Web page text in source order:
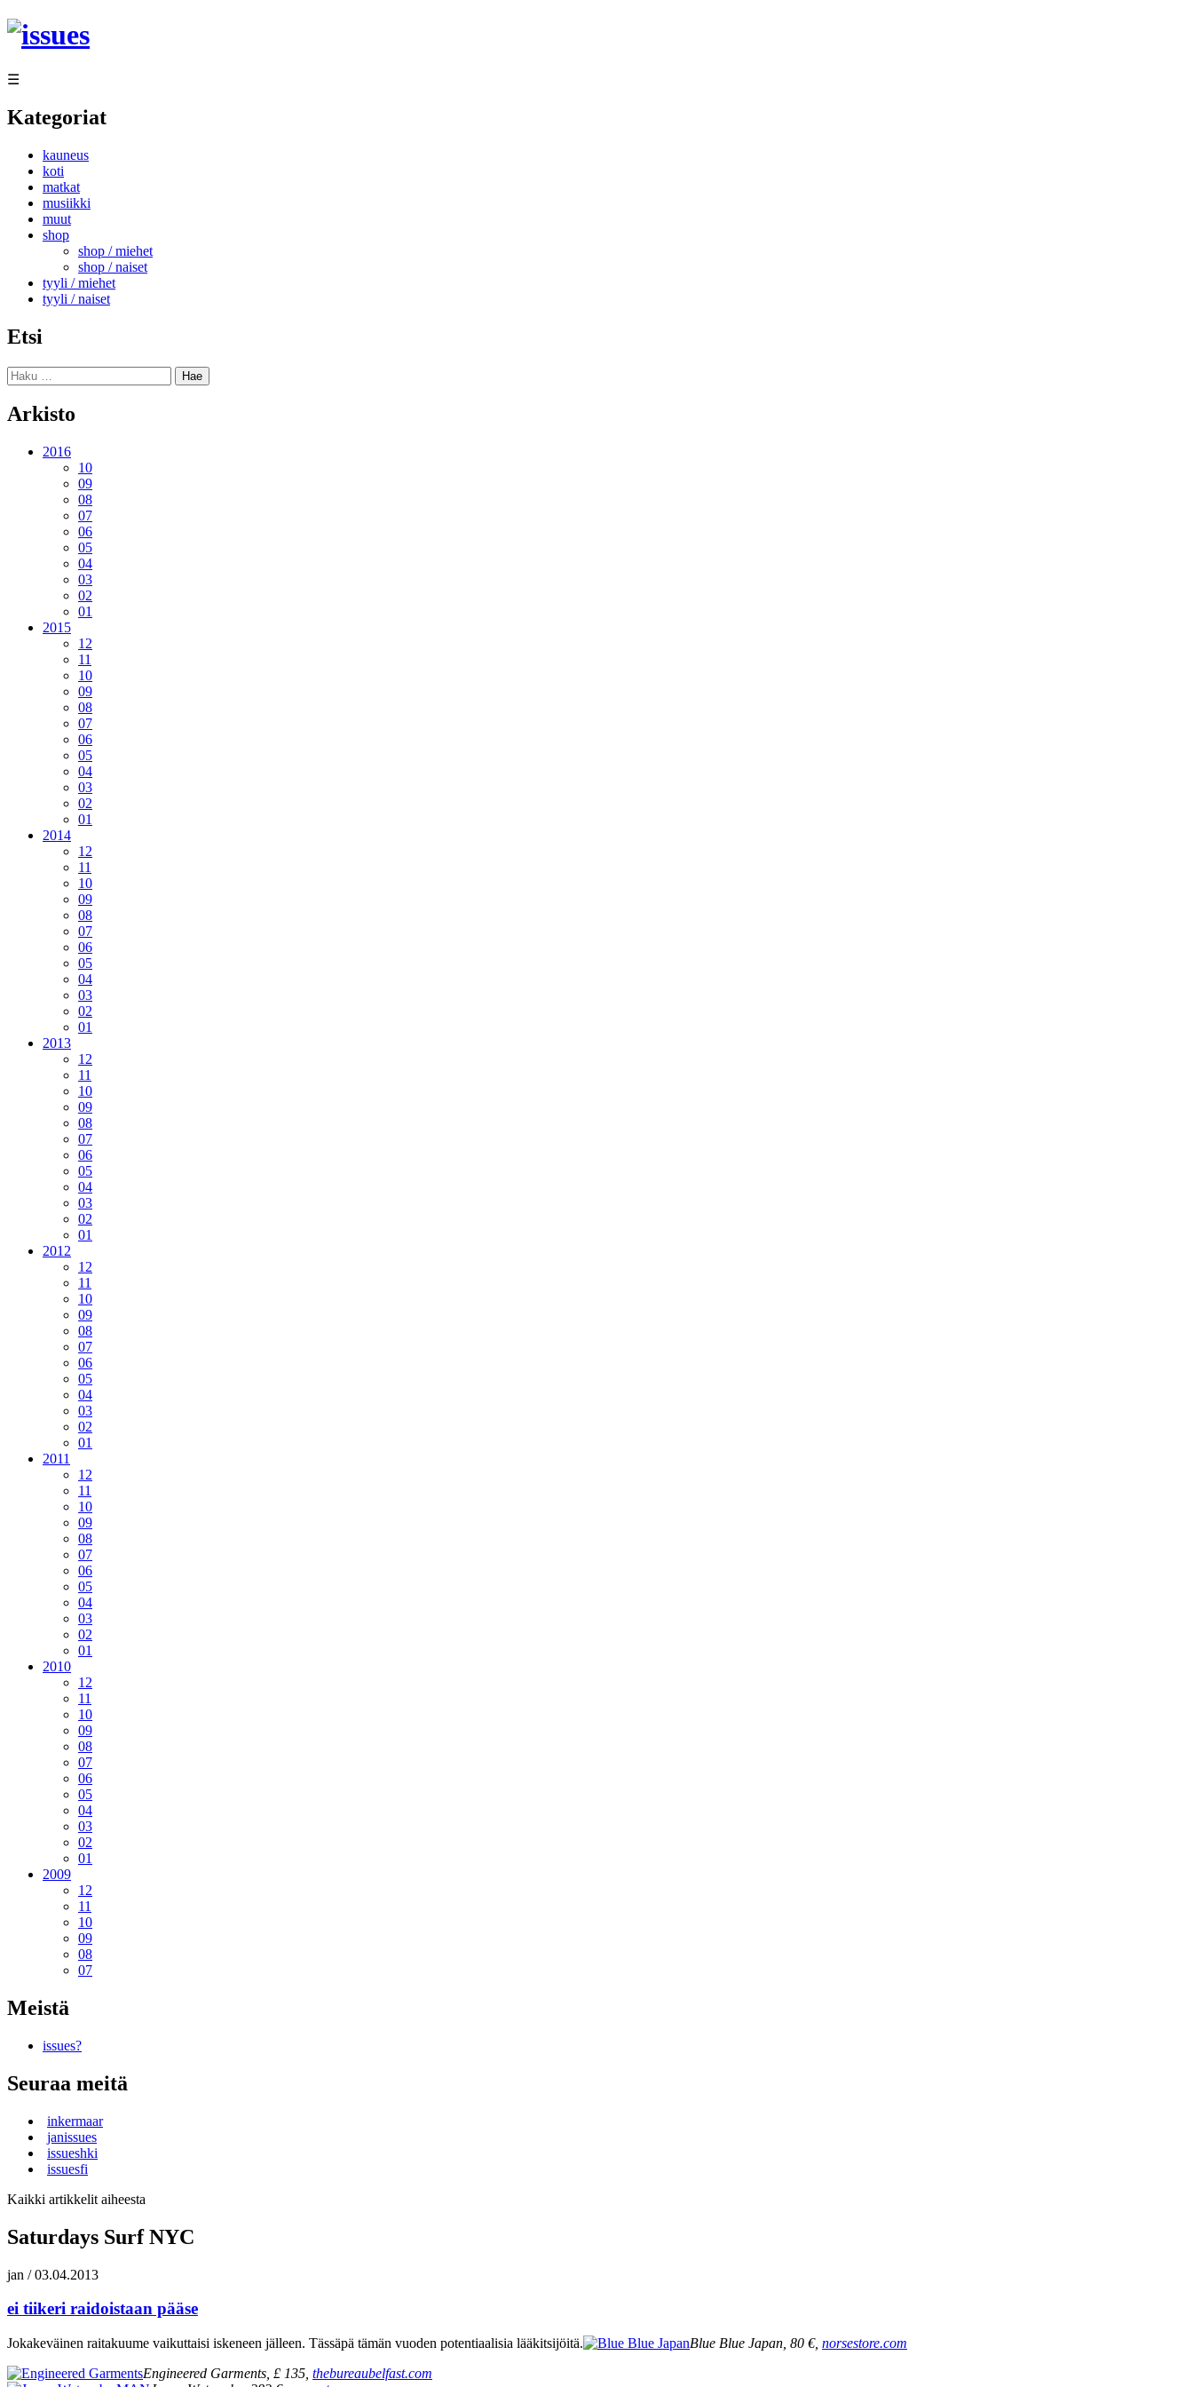
Siirry
sisältöön
☰
Kategoriat
kauneus
koti
matkat
musiikki
muut
shop
shop / miehet
shop / naiset
tyyli / miehet
tyyli / naiset
Etsi
Haku:
Arkisto
2016
10
09
08
07
06
05
04
03
02
01
2015
12
11
10
09
08
07
06
05
04
03
02
01
2014
12
11
10
09
08
07
06
05
04
03
02
01
2013
12
11
10
09
08
07
06
05
04
03
02
01
2012
12
11
10
09
08
07
06
05
04
03
02
01
2011
12
11
10
09
08
07
06
05
04
03
02
01
2010
12
11
10
09
08
07
06
05
04
03
02
01
2009
12
11
10
09
08
07
Meistä
issues?
Seuraa meitä
inkermaar
janissues
issueshki
issuesfi
Kaikki artikkelit aiheesta
Saturdays Surf NYC
jan /03.04.2013
ei tiikeri raidoistaan pääse
Jokakeväinen raitakuume vaikuttaisi iskeneen jälleen. Tässäpä tämän vuoden potentiaalisia lääkitsijöitä. Blue Blue Japan, 80 €, norsestore.com
Engineered Garments, £ 135, thebureaubelfast.com